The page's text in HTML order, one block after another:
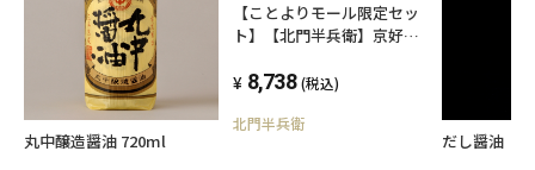
丸中醸造醤油 720ml
【ことよりモール限定セッ
ト】【北門半兵衛】京好み
8,738 (税込)
北門半兵衛
だし醤油「